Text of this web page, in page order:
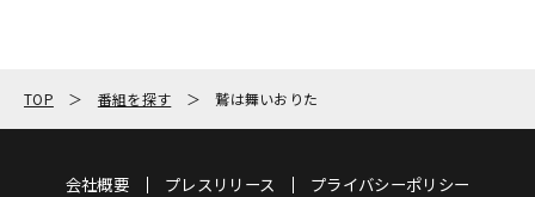
TOP 番組を探す 鷲は舞いおりた
会社概要 プレスリリース
プライバシーポリシー